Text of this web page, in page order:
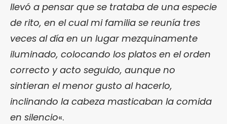
llevó a pensar que se trataba de una especie
de rito, en el cual mi familia se reunía tres
veces al día en un lugar mezquinamente
iluminado, colocando los platos en el orden
correcto y acto seguido, aunque no
sintieran el menor gusto al hacerlo,
inclinando la cabeza masticaban la comida
en silencio«.